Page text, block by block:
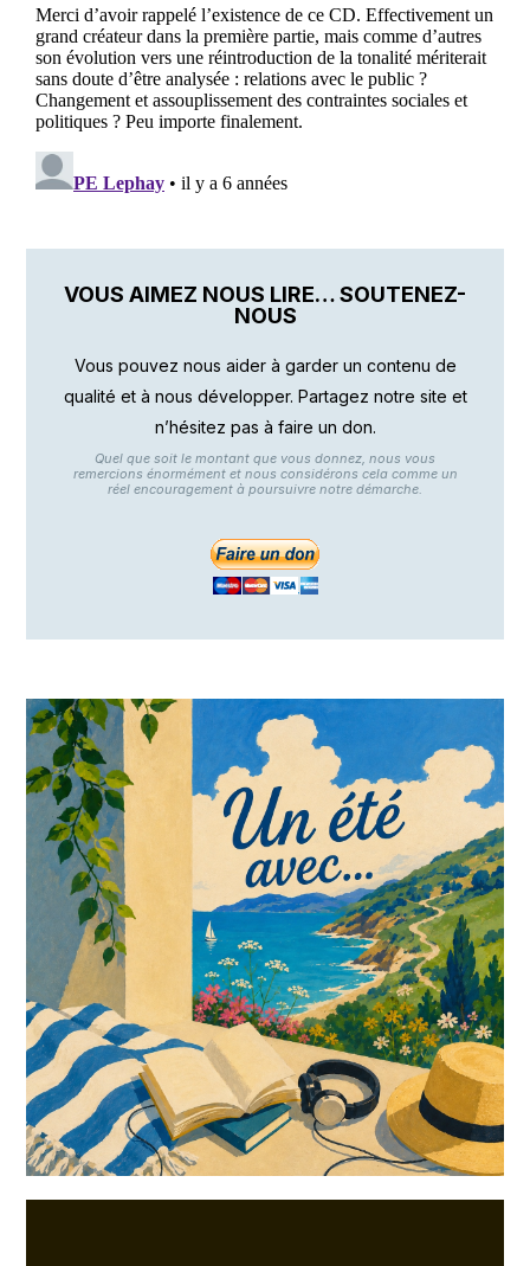
VOUS AIMEZ NOUS LIRE… SOUTENEZ-
NOUS
Vous pouvez nous aider à garder un contenu de
qualité et à nous développer. Partagez notre site et
n’hésitez pas à faire un don.
Quel que soit le montant que vous donnez, nous vous
remercions énormément et nous considérons cela comme un
réel encouragement à poursuivre notre démarche.